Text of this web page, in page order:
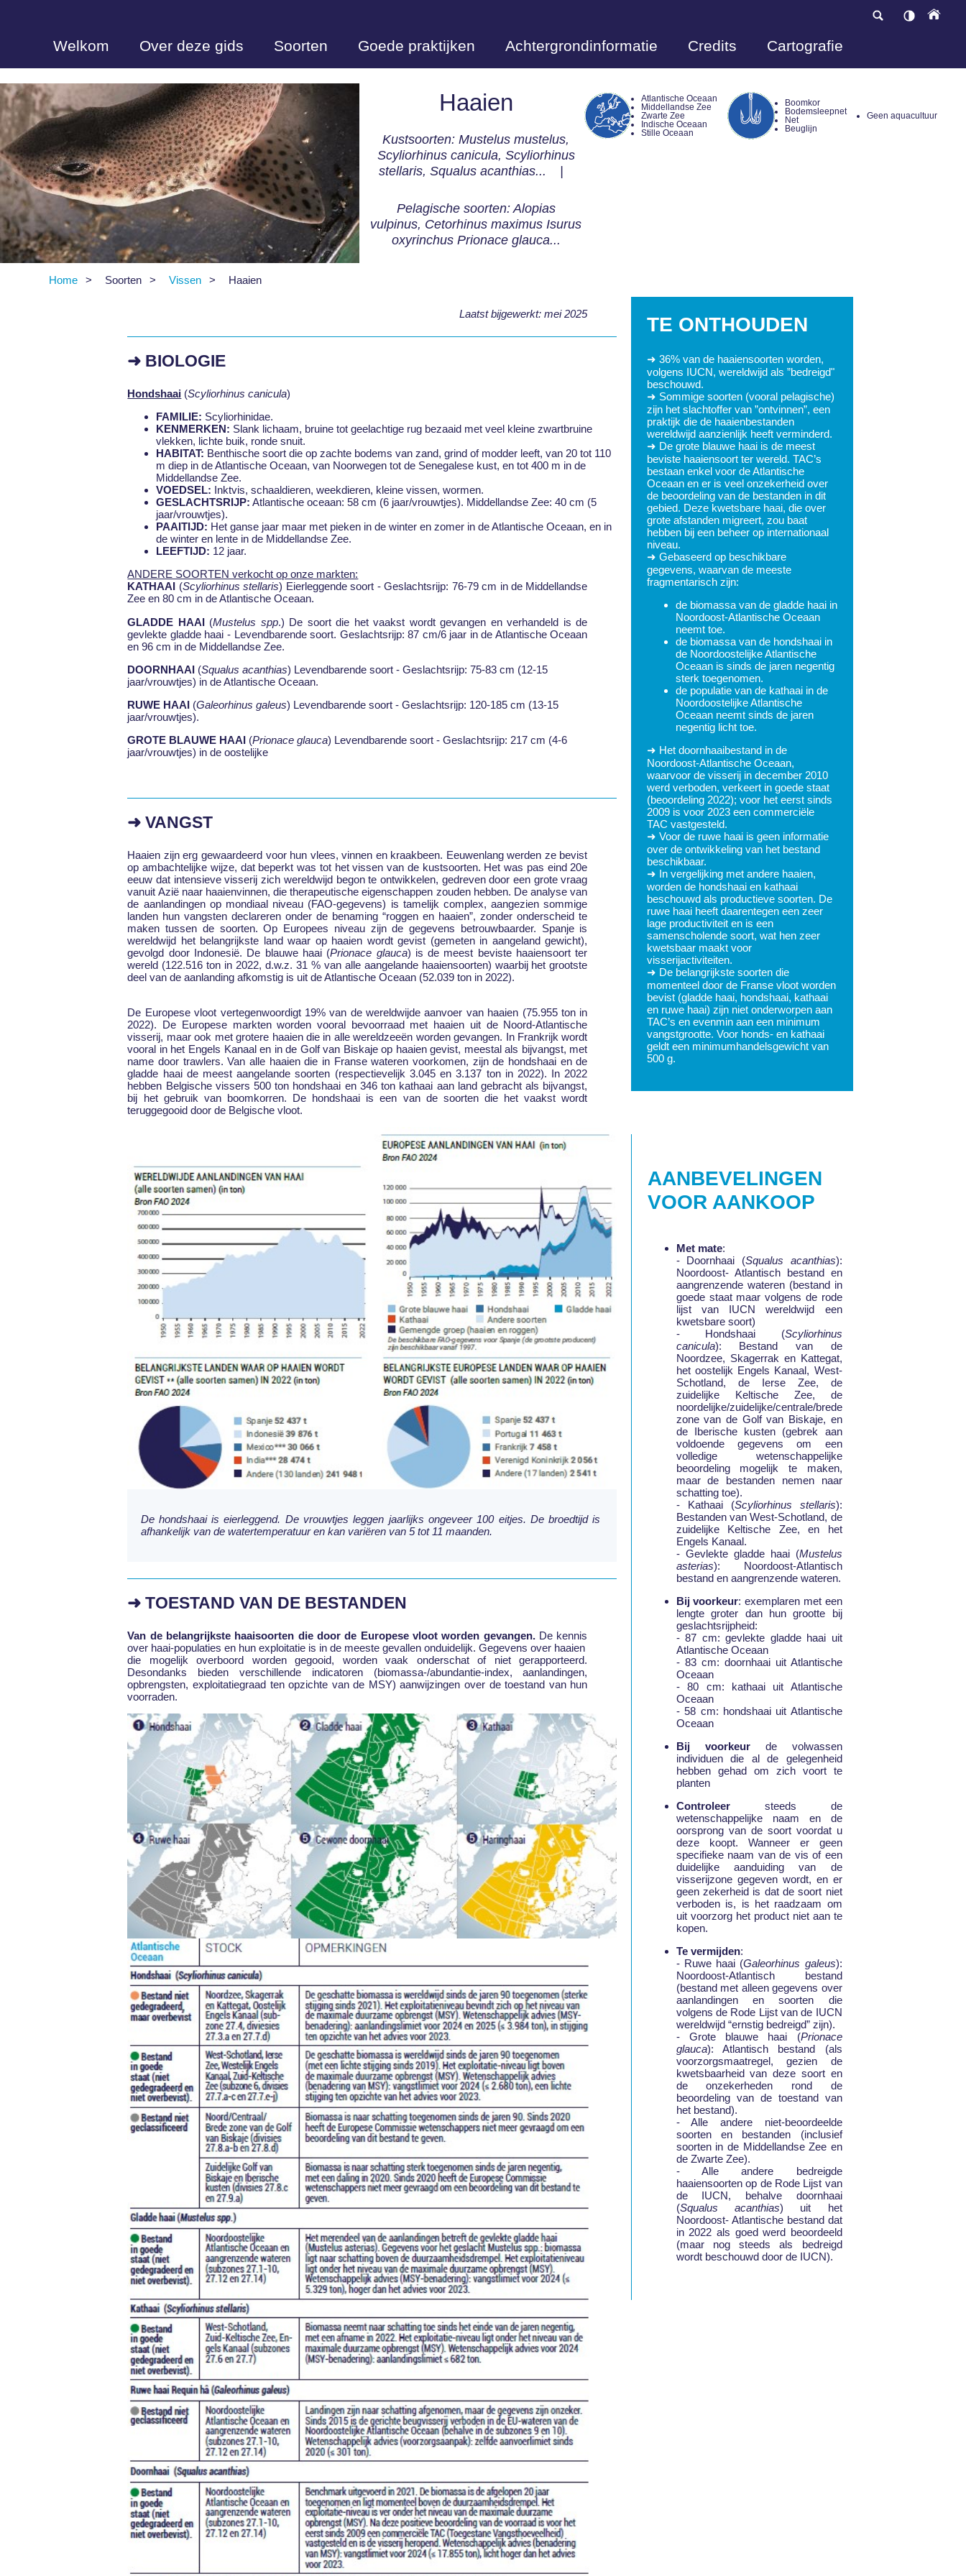
gaan
Welkom Over deze gids Soorten Goede praktijken Achtergrondinformatie Credits Cartografie
Atlantische Oceaan
Middellandse Zee
Zwarte Zee
Indische Oceaan
Stille Oceaan
Boomkor
Bodemsleepnet
Net
Beuglijn
Geen aquacultuur
Haaien
Kustsoorten: Mustelus mustelus,
Scyliorhinus canicula, Scyliorhinus
stellaris, Squalus acanthias...
Pelagische soorten: Alopias
vulpinus, Cetorhinus maximus Isurus
oxyrinchus Prionace glauca...
Home Soorten Vissen Haaien
Laatst bijgewerkt: mei 2025
➜ BIOLOGIE
Hondshaai (Scyliorhinus canicula)
FAMILIE: Scyliorhinidae.
KENMERKEN: Slank lichaam, bruine tot geelachtige rug bezaaid met veel kleine zwartbruine
vlekken, lichte buik, ronde snuit.
HABITAT: Benthische soort die op zachte bodems van zand, grind of modder leeft, van 20 tot 110
m diep in de Atlantische Oceaan, van Noorwegen tot de Senegalese kust, en tot 400 m in de
Middellandse Zee.
VOEDSEL: Inktvis, schaaldieren, weekdieren, kleine vissen, wormen.
GESLACHTSRIJP: Atlantische oceaan: 58 cm (6 jaar/vrouwtjes). Middellandse Zee: 40 cm (5
jaar/vrouwtjes).
PAAITIJD: Het ganse jaar maar met pieken in de winter en zomer in de Atlantische Oceaan, en in
de winter en lente in de Middellandse Zee.
LEEFTIJD: 12 jaar.
ANDERE SOORTEN verkocht op onze markten:
KATHAAI (Scyliorhinus stellaris) Eierleggende soort - Geslachtsrijp: 76-79 cm in de Middellandse
Zee en 80 cm in de Atlantische Oceaan.
GLADDE HAAI (Mustelus spp.) De soort die het vaakst wordt gevangen en verhandeld is de
gevlekte gladde haai - Levendbarende soort. Geslachtsrijp: 87 cm/6 jaar in de Atlantische Oceaan
en 96 cm in de Middellandse Zee.
DOORNHAAI (Squalus acanthias) Levendbarende soort - Geslachtsrijp: 75-83 cm (12-15
jaar/vrouwtjes) in de Atlantische Oceaan.
RUWE HAAI (Galeorhinus galeus) Levendbarende soort - Geslachtsrijp: 120-185 cm (13-15
jaar/vrouwtjes).
GROTE BLAUWE HAAI (Prionace glauca) Levendbarende soort - Geslachtsrijp: 217 cm (4-6
jaar/vrouwtjes) in de oostelijke
➜ VANGST
Haaien zijn erg gewaardeerd voor hun vlees, vinnen en kraakbeen. Eeuwenlang werden ze bevist
op ambachtelijke wijze, dat beperkt was tot het vissen van de kustsoorten. Het was pas eind 20e
eeuw dat intensieve visserij zich wereldwijd begon te ontwikkelen, gedreven door een grote vraag
vanuit Azië naar haaienvinnen, die therapeutische eigenschappen zouden hebben. De analyse van
de aanlandingen op mondiaal niveau (FAO-gegevens) is tamelijk complex, aangezien sommige
landen hun vangsten declareren onder de benaming “roggen en haaien”, zonder onderscheid te
maken tussen de soorten. Op Europees niveau zijn de gegevens betrouwbaarder. Spanje is
wereldwijd het belangrijkste land waar op haaien wordt gevist (gemeten in aangeland gewicht),
gevolgd door Indonesië. De blauwe haai (Prionace glauca) is de meest beviste haaiensoort ter
wereld (122.516 ton in 2022, d.w.z. 31 % van alle aangelande haaiensoorten) waarbij het grootste
deel van de aanlanding afkomstig is uit de Atlantische Oceaan (52.039 ton in 2022).
De Europese vloot vertegenwoordigt 19% van de wereldwijde aanvoer van haaien (75.955 ton in
2022). De Europese markten worden vooral bevoorraad met haaien uit de Noord-Atlantische
visserij, maar ook met grotere haaien die in alle wereldzeeën worden gevangen. In Frankrijk wordt
vooral in het Engels Kanaal en in de Golf van Biskaje op haaien gevist, meestal als bijvangst, met
name door trawlers. Van alle haaien die in Franse wateren voorkomen, zijn de hondshaai en de
gladde haai de meest aangelande soorten (respectievelijk 3.045 en 3.137 ton in 2022). In 2022
hebben Belgische vissers 500 ton hondshaai en 346 ton kathaai aan land gebracht als bijvangst,
bij het gebruik van boomkorren. De hondshaai is een van de soorten die het vaakst wordt
teruggegooid door de Belgische vloot.
De hondshaai is eierleggend. De vrouwtjes leggen jaarlijks ongeveer 100 eitjes. De broedtijd is
afhankelijk van de watertemperatuur en kan variëren van 5 tot 11 maanden.
➜ TOESTAND VAN DE BESTANDEN
Van de belangrijkste haaisoorten die door de Europese vloot worden gevangen. De kennis
over haai-populaties en hun exploitatie is in de meeste gevallen onduidelijk. Gegevens over haaien
die mogelijk overboord worden gegooid, worden vaak onderschat of niet gerapporteerd.
Desondanks bieden verschillende indicatoren (biomassa-/abundantie-index, aanlandingen,
opbrengsten, exploitatiegraad ten opzichte van de MSY) aanwijzingen over de toestand van hun
voorraden.
TE ONTHOUDEN
➜ 36% van de haaiensoorten worden,
volgens IUCN, wereldwijd als ”bedreigd"
beschouwd.
➜ Sommige soorten (vooral pelagische)
zijn het slachtoffer van ”ontvinnen”, een
praktijk die de haaienbestanden
wereldwijd aanzienlijk heeft verminderd.
➜ De grote blauwe haai is de meest
beviste haaiensoort ter wereld. TAC’s
bestaan enkel voor de Atlantische
Oceaan en er is veel onzekerheid over
de beoordeling van de bestanden in dit
gebied. Deze kwetsbare haai, die over
grote afstanden migreert, zou baat
hebben bij een beheer op internationaal
niveau.
➜ Gebaseerd op beschikbare
gegevens, waarvan de meeste
fragmentarisch zijn:
de biomassa van de gladde haai in
Noordoost-Atlantische Oceaan
neemt toe.
de biomassa van de hondshaai in
de Noordoostelijke Atlantische
Oceaan is sinds de jaren negentig
sterk toegenomen.
de populatie van de kathaai in de
Noordoostelijke Atlantische
Oceaan neemt sinds de jaren
negentig licht toe.
➜ Het doornhaaibestand in de
Noordoost-Atlantische Oceaan,
waarvoor de visserij in december 2010
werd verboden, verkeert in goede staat
(beoordeling 2022); voor het eerst sinds
2009 is voor 2023 een commerciële
TAC vastgesteld.
➜ Voor de ruwe haai is geen informatie
over de ontwikkeling van het bestand
beschikbaar.
➜ In vergelijking met andere haaien,
worden de hondshaai en kathaai
beschouwd als productieve soorten. De
ruwe haai heeft daarentegen een zeer
lage productiviteit en is een
samenscholende soort, wat hen zeer
kwetsbaar maakt voor
visserijactiviteiten.
➜ De belangrijkste soorten die
momenteel door de Franse vloot worden
bevist (gladde haai, hondshaai, kathaai
en ruwe haai) zijn niet onderworpen aan
TAC’s en evenmin aan een minimum
vangstgrootte. Voor honds- en kathaai
geldt een minimumhandelsgewicht van
500 g.
AANBEVELINGEN
VOOR AANKOOP
Met mate:
- Doornhaai (Squalus acanthias):
Noordoost- Atlantisch bestand en
aangrenzende wateren (bestand in
goede staat maar volgens de rode
lijst van IUCN wereldwijd een
kwetsbare soort)
- Hondshaai (Scyliorhinus
canicula): Bestand van de
Noordzee, Skagerrak en Kattegat,
het oostelijk Engels Kanaal, West-
Schotland, de Ierse Zee, de
zuidelijke Keltische Zee, de
noordelijke/zuidelijke/centrale/brede
zone van de Golf van Biskaje, en
de Iberische kusten (gebrek aan
voldoende gegevens om een
volledige wetenschappelijke
beoordeling mogelijk te maken,
maar de bestanden nemen naar
schatting toe).
- Kathaai (Scyliorhinus stellaris):
Bestanden van West-Schotland, de
zuidelijke Keltische Zee, en het
Engels Kanaal.
- Gevlekte gladde haai (Mustelus
asterias): Noordoost-Atlantisch
bestand en aangrenzende wateren.
Bij voorkeur: exemplaren met een
lengte groter dan hun grootte bij
geslachtsrijpheid:
- 87 cm: gevlekte gladde haai uit
Atlantische Oceaan
- 83 cm: doornhaai uit Atlantische
Oceaan
- 80 cm: kathaai uit Atlantische
Oceaan
- 58 cm: hondshaai uit Atlantische
Oceaan
Bij voorkeurde volwassen
individuen die al de gelegenheid
hebben gehad om zich voort te
planten
Controleer steeds de
wetenschappelijke naam en de
oorsprong van de soort voordat u
deze koopt. Wanneer er geen
specifieke naam van de vis of een
duidelijke aanduiding van de
visserijzone gegeven wordt, en er
geen zekerheid is dat de soort niet
verboden is, is het raadzaam om
uit voorzorg het product niet aan te
kopen.
Te vermijden:
- Ruwe haai (Galeorhinus galeus):
Noordoost-Atlantisch bestand
(bestand met alleen gegevens over
aanlandingen en soorten die
volgens de Rode Lijst van de IUCN
wereldwijd “ernstig bedreigd” zijn).
- Grote blauwe haai (Prionace
glauca): Atlantisch bestand (als
voorzorgsmaatregel, gezien de
kwetsbaarheid van deze soort en
de onzekerheden rond de
beoordeling van de toestand van
het bestand).
- Alle andere niet-beoordeelde
soorten en bestanden (inclusief
soorten in de Middellandse Zee en
de Zwarte Zee).
- Alle andere bedreigde
haaiensoorten op de Rode Lijst van
de IUCN, behalve doornhaai
(Squalus acanthias) uit het
Noordoost- Atlantische bestand dat
in 2022 als goed werd beoordeeld
(maar nog steeds als bedreigd
wordt beschouwd door de IUCN).